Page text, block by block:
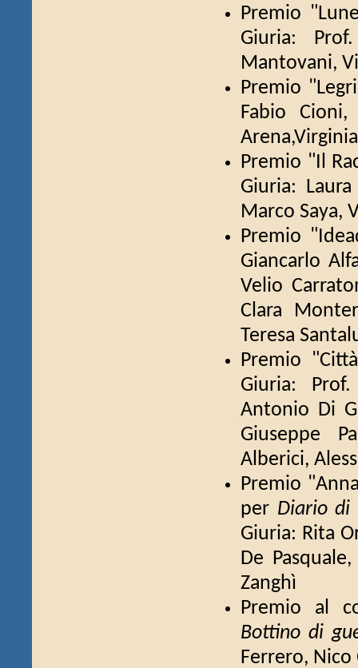
Premio
Giuria:
Mantovani,
Premio
Fabio Cioni,
Premio "Il
Giuria:
Marco Saya,
Premio
Giancarlo
Velio
Clara
Teresa
Premio
Giuria:
Antonio Di
Giuseppe
Alberici,
Premio
per Diario di
Giuria: Rita
De
Zanghì
Premio al
Bottino di
Ferrero, Nico